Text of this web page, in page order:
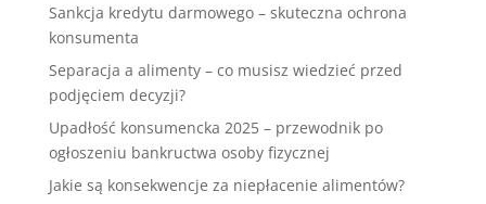
Sankcja kredytu darmowego – skuteczna ochrona
konsumenta
Separacja a alimenty – co musisz wiedzieć przed
podjęciem decyzji?
Upadłość konsumencka 2025 – przewodnik po
ogłoszeniu bankructwa osoby fizycznej
Jakie są konsekwencje za niepłacenie alimentów?